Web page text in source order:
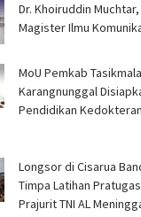
ke Ponpes Baitul
Kapolres
Minta Dukungan
Keamanan
Dr. Khoiruddin
Magister Ilmu
MoU Pemkab
Karangnunggal
Pendidikan
Longsor di Cisarua
Timpa Latihan
Prajurit TNI AL